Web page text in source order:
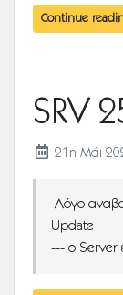
Continue
SRV
21η Μάι
Λόγο
Update----
--- o Server